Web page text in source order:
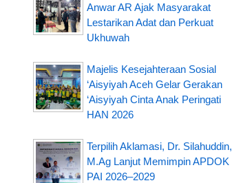
Anwar AR Ajak Masyarakat
Lestarikan Adat dan Perkuat
Ukhuwah
Majelis Kesejahteraan Sosial
‘Aisyiyah Aceh Gelar Gerakan
‘Aisyiyah Cinta Anak Peringati
HAN 2026
Terpilih Aklamasi, Dr. Silahuddin,
M.Ag Lanjut Memimpin APDOK
PAI 2026–2029